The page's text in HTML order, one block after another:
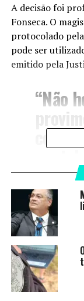
A decisão foi
Fonseca. O
protocolado
pode ser
emitido pela
“Não
corte
em
ser
se,